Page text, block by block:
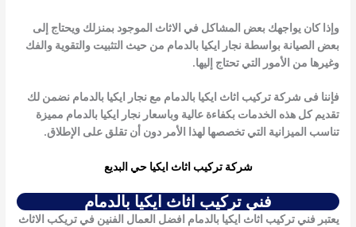
وإذا كان يواجهك بعض المشاكل في الاثاث الموجود بمنزلك ويحتاج إلى
بعض الصيانة بواسطةنجار ايكيا بالدمام من حيث التثبيت والتقوية والفك
وغيرها من الأمور التي تحتاج إليها.
فإننا فى شركة تركيب اثاث ايكيا بالدمام معنجار ايكيا بالدمام نضمن لك
تقديم كل هذه الخدمات بكفاءة عالية وباسعارنجار ايكيا بالدمام مميزة
تناسب الميزانية التي تخصصها لهذا الأمر دون أن تقلق على الإطلاق.
شركة تركيب اثاث ايكيا حي البديع
فني تركيب اثاث ايكيا بالدمام
يعتبر فني تركيب اثاث ايكيا بالدمام افضل العمال الفنين في تريكب الاثاث